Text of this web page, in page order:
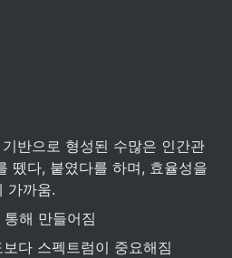
뗐다, 붙였다를 하며, 효율성을
가까움.
해 만들어짐
다 스펙트럼이 중요해짐